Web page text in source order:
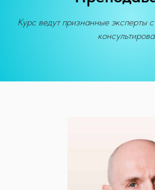
Курс ведут признанные эксперты